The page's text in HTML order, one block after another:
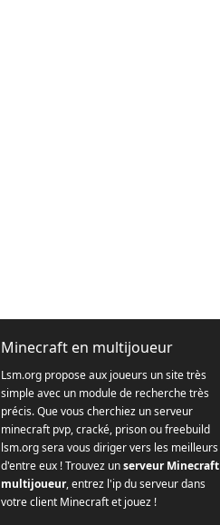
Minecraft en multijoueur
Lsm.org propose aux joueurs un site très
simple avec un module de recherche très
précis. Que vous cherchiez un serveur
minecraft pvp, cracké, prison ou freebuild
lsm.org sera vous diriger vers les meilleurs
d'entre eux ! Trouvez unserveur Minecraft
multijoueur, entrez l'ip du serveur dans
votre client Minecraft et jouez !